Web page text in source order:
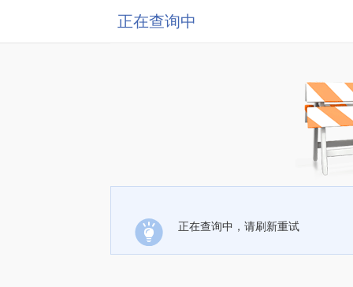
正在查询中
正在查询中，请刷新重试